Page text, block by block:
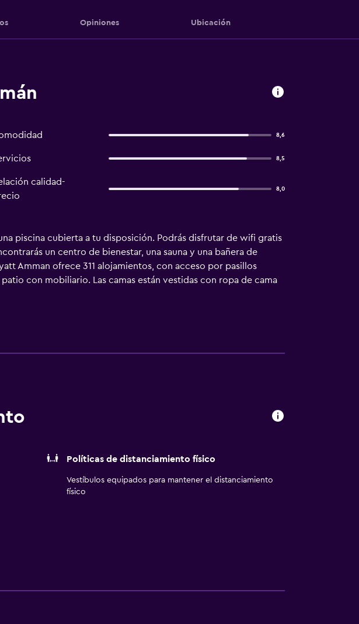
Opiniones Ubicación
8,6
8,5
calidad-
8,0
piscina cubierta a tu disposición. Podrás disfrutar de wifi gratis
un centro de bienestar, una sauna y una bañera de
Amman ofrece 311 alojamientos, con acceso por pasillos
con mobiliario. Las camas están vestidas con ropa de cama
satélite. Los baños están equipados con bañera y ducha
de Amán, Jordania ofrece acceso a Internet wifi gratis con
Políticas de distanciamiento físico
Vestíbulos equipados para mantener el distanciamiento
físico